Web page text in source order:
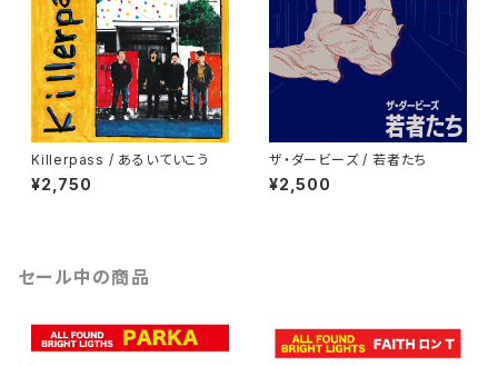
Killerpass / あるいていこう
¥2,750
ザ・ダービーズ / 若者たち
¥2,500
セール中の商品